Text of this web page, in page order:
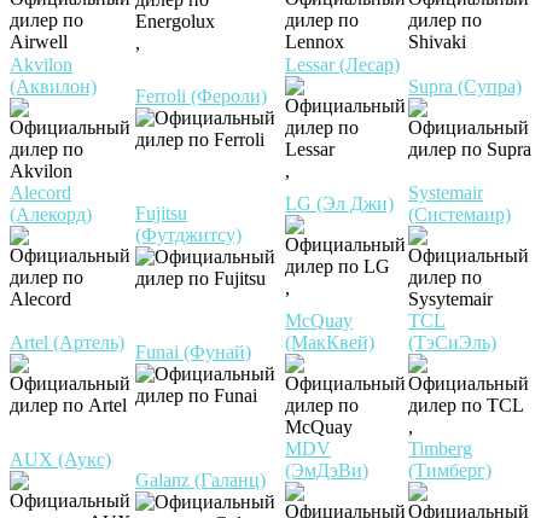
,
Akvilon
(Аквилон)
Ferroli (Фероли)
Lessar (Лесар)
,
Supra (Супра)
Alecord
(Алекорд)
Fujitsu
(Футджитсу)
LG (Эл Джи)
,
Systemair
(Системаир)
Artel (Артель) Funai (Фунай)
McQuay
(МакКвей)
TCL
(ТэСиЭль)
,
AUX (Аукс)
Galanz (Галанц)
MDV
(ЭмДэВи)
Timberg
(Тимберг)